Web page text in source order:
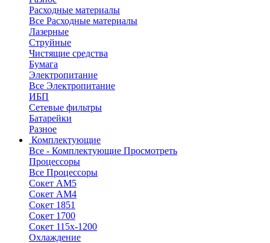
Расходные материалы
Все Расходные материалы
Лазерные
Струйные
Чистящие средства
Бумага
Электропитание
Все Электропитание
ИБП
Сетевые фильтры
Батарейки
Разное
Комплектующие
Все - Комплектующие Просмотреть
Процессоры
Все Процессоры
Сокет АМ5
Сокет АМ4
Сокет 1851
Сокет 1700
Сокет 115х-1200
Охлаждение